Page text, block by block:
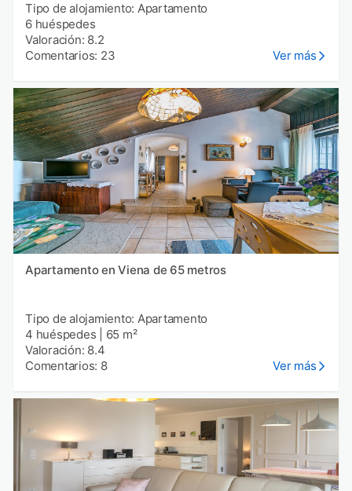
Tipo de alojamiento: Apartamento
6 huéspedes
Valoración: 8.2
Comentarios: 23
Ver más
Apartamento en Viena de 65 metros
Tipo de alojamiento: Apartamento
4 huéspedes
65 m²
Valoración: 8.4
Comentarios: 8
Ver más